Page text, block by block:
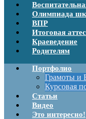
Олимпиада
ВПР
Итоговая
Краеведение
Родителям
Портфолио
Грамоты и
Курсовая
Статьи
Видео
Это интересно!